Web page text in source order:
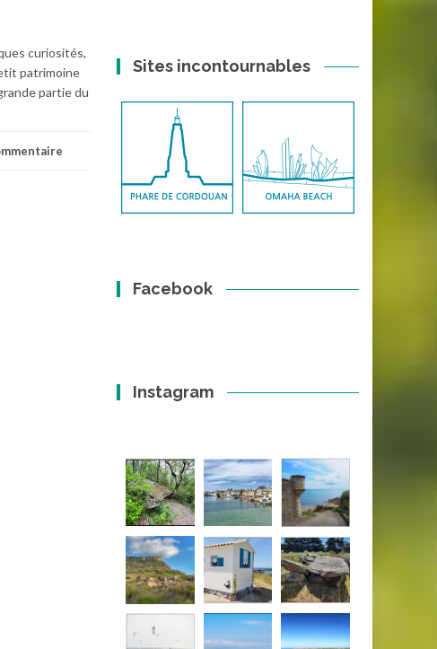
curiosités,
patrimoine
partie du
Sites incontournables
Facebook
Instagram